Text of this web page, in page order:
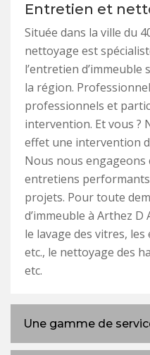
Entretien et
Située dans la ville du
nettoyage est
l’entretien
la région.
professionnels et
intervention. Et vous ?
effet une intervention
Nous nous engageons
entretiens
projets. Pour toute
d’immeuble à Arthez
le lavage des vitres,
etc., le nettoyage des
etc.
Une gamme de